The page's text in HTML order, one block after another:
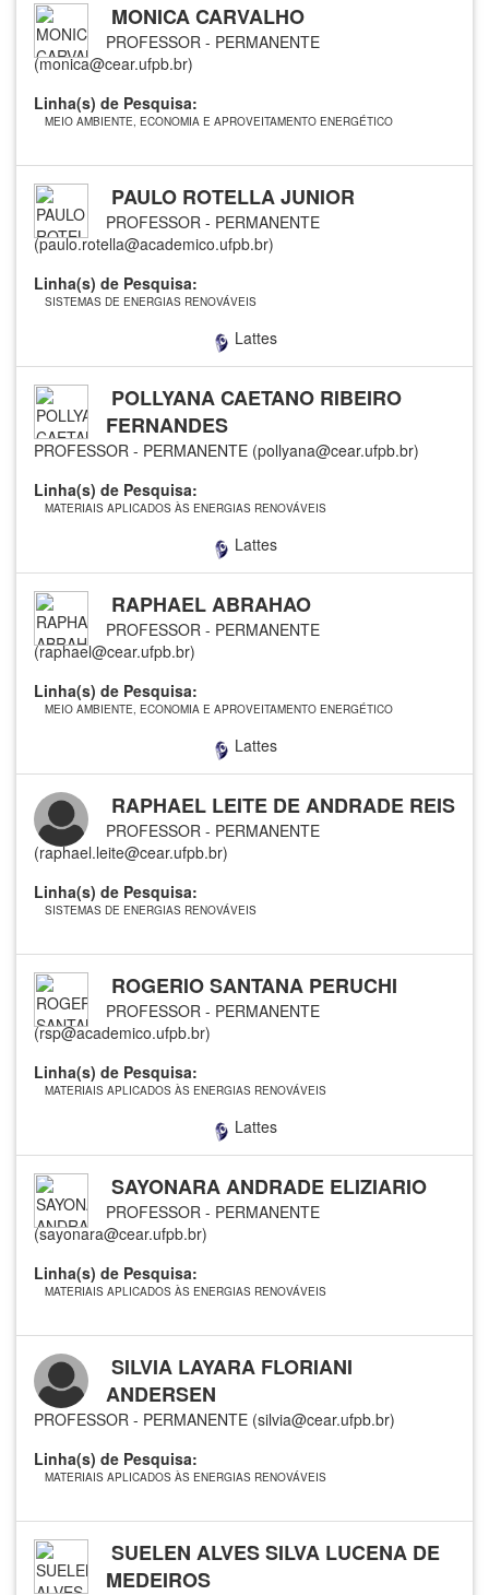
MONICA CARVALHO
PROFESSOR - PERMANENTE
(monica@cear.ufpb.br)
Linha(s) de Pesquisa:
MEIO AMBIENTE, ECONOMIA E APROVEITAMENTO ENERGÉTICO
PAULO ROTELLA JUNIOR
PROFESSOR - PERMANENTE
(paulo.rotella@academico.ufpb.br)
Linha(s) de Pesquisa:
SISTEMAS DE ENERGIAS RENOVÁVEIS
Lattes
POLLYANA CAETANO RIBEIRO
FERNANDES
PROFESSOR - PERMANENTE (pollyana@cear.ufpb.br)
Linha(s) de Pesquisa:
MATERIAIS APLICADOS ÀS ENERGIAS RENOVÁVEIS
Lattes
RAPHAEL ABRAHAO
PROFESSOR - PERMANENTE
(raphael@cear.ufpb.br)
Linha(s) de Pesquisa:
MEIO AMBIENTE, ECONOMIA E APROVEITAMENTO ENERGÉTICO
Lattes
RAPHAEL LEITE DE ANDRADE REIS
PROFESSOR - PERMANENTE
(raphael.leite@cear.ufpb.br)
Linha(s) de Pesquisa:
SISTEMAS DE ENERGIAS RENOVÁVEIS
ROGERIO SANTANA PERUCHI
PROFESSOR - PERMANENTE
(rsp@academico.ufpb.br)
Linha(s) de Pesquisa:
MATERIAIS APLICADOS ÀS ENERGIAS RENOVÁVEIS
Lattes
SAYONARA ANDRADE ELIZIARIO
PROFESSOR - PERMANENTE
(sayonara@cear.ufpb.br)
Linha(s) de Pesquisa:
MATERIAIS APLICADOS ÀS ENERGIAS RENOVÁVEIS
SILVIA LAYARA FLORIANI
ANDERSEN
PROFESSOR - PERMANENTE (silvia@cear.ufpb.br)
Linha(s) de Pesquisa:
MATERIAIS APLICADOS ÀS ENERGIAS RENOVÁVEIS
SUELEN ALVES SILVA LUCENA DE
MEDEIROS